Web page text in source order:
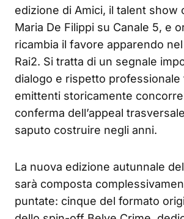
edizione di Amici, il talent show
Maria De Filippi su Canale 5, e
ricambia il favore apparendo
Rai2. Si tratta di un segnale
dialogo e rispetto professionale
emittenti storicamente
conferma dell’appeal
saputo costruire negli anni.
La nuova edizione autunnale
sarà composta
puntate: cinque del formato